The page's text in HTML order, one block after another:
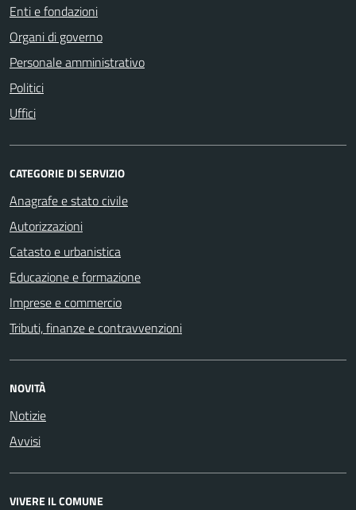
Enti e fondazioni
Organi di governo
Personale amministrativo
Politici
Uffici
CATEGORIE DI SERVIZIO
Anagrafe e stato civile
Autorizzazioni
Catasto e urbanistica
Educazione e formazione
Imprese e commercio
Tributi, finanze e contravvenzioni
NOVITÀ
Notizie
Avvisi
VIVERE IL COMUNE